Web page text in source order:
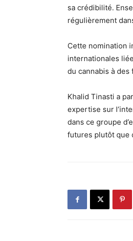
sa crédibilité.
régulièrement
Cette nomination
internationales
du cannabis à
Khalid Tinasti a
expertise sur
dans ce groupe
futures plutôt que